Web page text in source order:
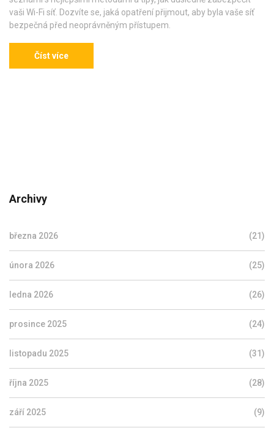
vaši Wi-Fi síť. Dozvíte se, jaká opatření přijmout, aby byla vaše síť
bezpečná před neoprávněným přístupem.
Číst více
Archivy
března 2026 (21)
února 2026 (25)
ledna 2026 (26)
prosince 2025 (24)
listopadu 2025 (31)
října 2025 (28)
září 2025 (9)